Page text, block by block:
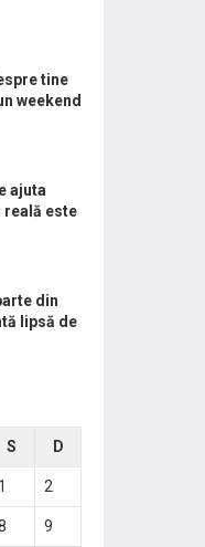
tine
weekend
ajuta
reală este
din
lipsă de
S D
1 2
9